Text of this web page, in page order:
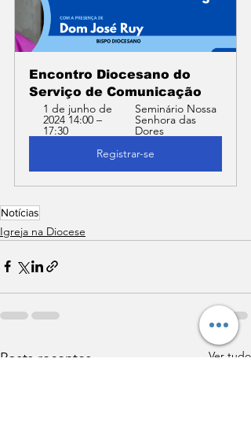
Encontro Diocesano do
Serviço de Comunicação
1 de junho de
2024 14:00 –
17:30
Seminário Nossa
Senhora das
Dores
Registrar-se
Notícias
Igreja na Diocese
Posts recentes Ver tudo